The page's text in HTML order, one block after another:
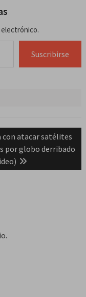
Suscribirse
con atacar satélites
por globo derribado